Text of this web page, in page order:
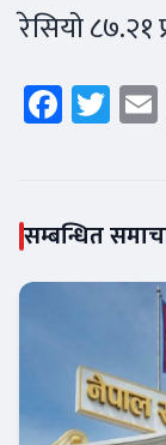
रेसियो ८७.२१
सम्बन्धित